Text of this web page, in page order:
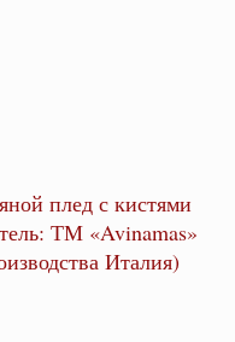
плед с кистями
ТМ «Avinamas»
Италия)